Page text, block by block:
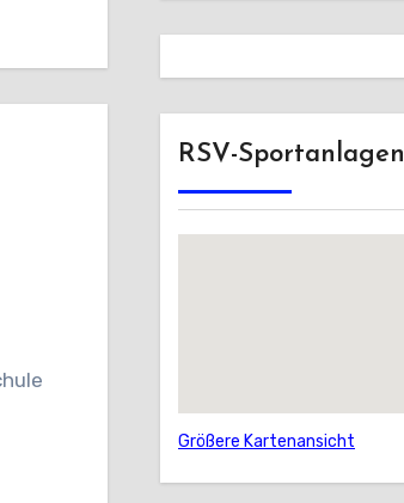
RSV-Sportanlagen
Größere Kartenansicht